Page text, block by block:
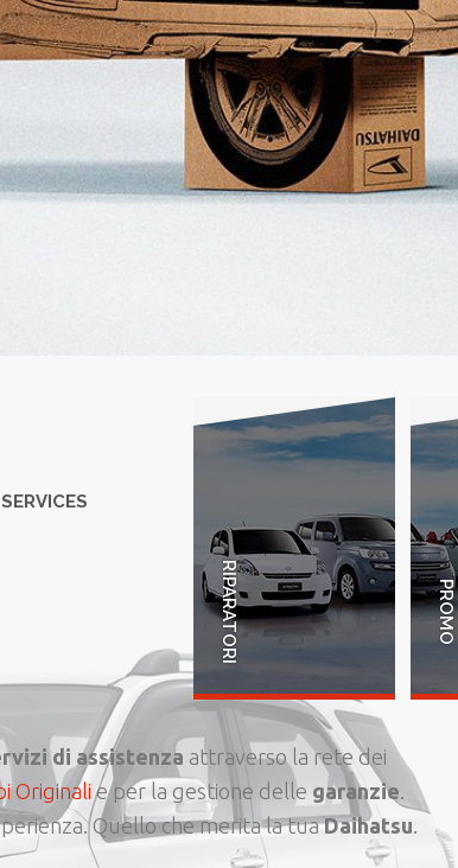
RIPARATORI PROMO
di assistenza attraverso la rete dei
Originalie per la gestione delle garanzie.
Quello che merita la tuaDaihatsu.